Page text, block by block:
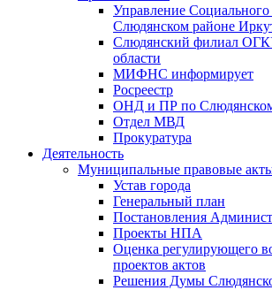
Управление
Слюдянском районе
Слюдянский филиал
области
МИФНС информирует
Росреестр
ОНД и ПР по
Отдел МВД
Прокуратура
Деятельность
Муниципальные правовые
Устав города
Генеральный план
Постановления
Проекты НПА
Оценка регулирующего
проектов актов
Решения Думы